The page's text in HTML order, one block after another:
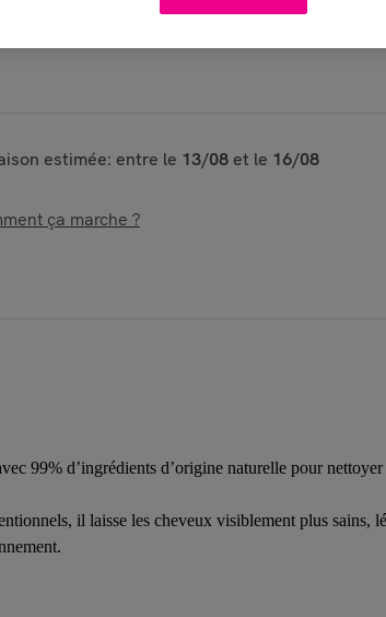
estimée: entre le 13/08 et le 16/08
ça marche ?
99% d’ingrédients d’origine naturelle pour
il laisse les cheveux visiblement plus sains,